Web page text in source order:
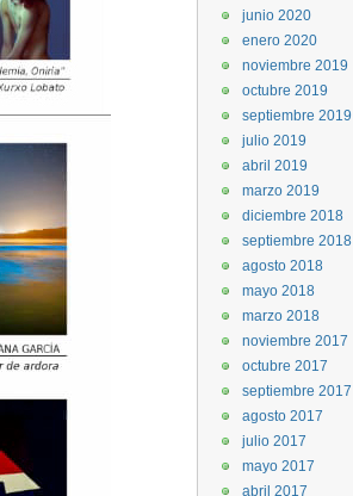
junio 2020
enero 2020
noviembre 2019
octubre 2019
septiembre 2019
julio 2019
abril 2019
marzo 2019
diciembre 2018
septiembre 2018
agosto 2018
mayo 2018
marzo 2018
noviembre 2017
octubre 2017
septiembre 2017
agosto 2017
julio 2017
mayo 2017
abril 2017